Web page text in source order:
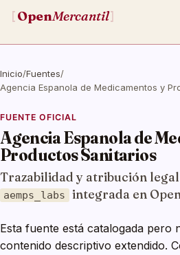
[OpenMercantil]
Inicio/Fuentes/
Agencia Espanola de Medicamentos y
FUENTE OFICIAL
Agencia Espanola de
Productos Sanitarios
Trazabilidad y atribución
aemps_labs integrada en
Esta fuente está catalogada pero
contenido descriptivo extendido.